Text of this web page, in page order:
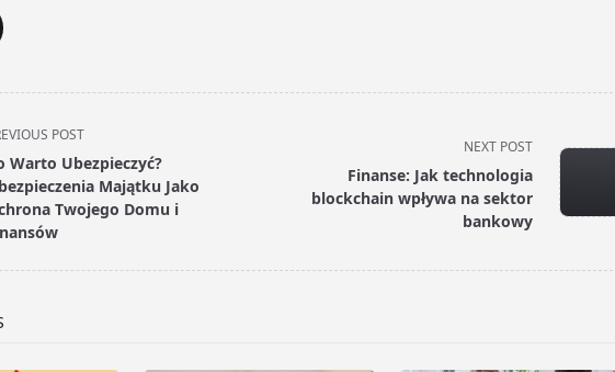
POST
Warto Ubezpieczyć?
Majątku Jako
Twojego Domu i
NEXT POST
Finanse: Jak technologia
blockchain wpływa na sektor
bankowy